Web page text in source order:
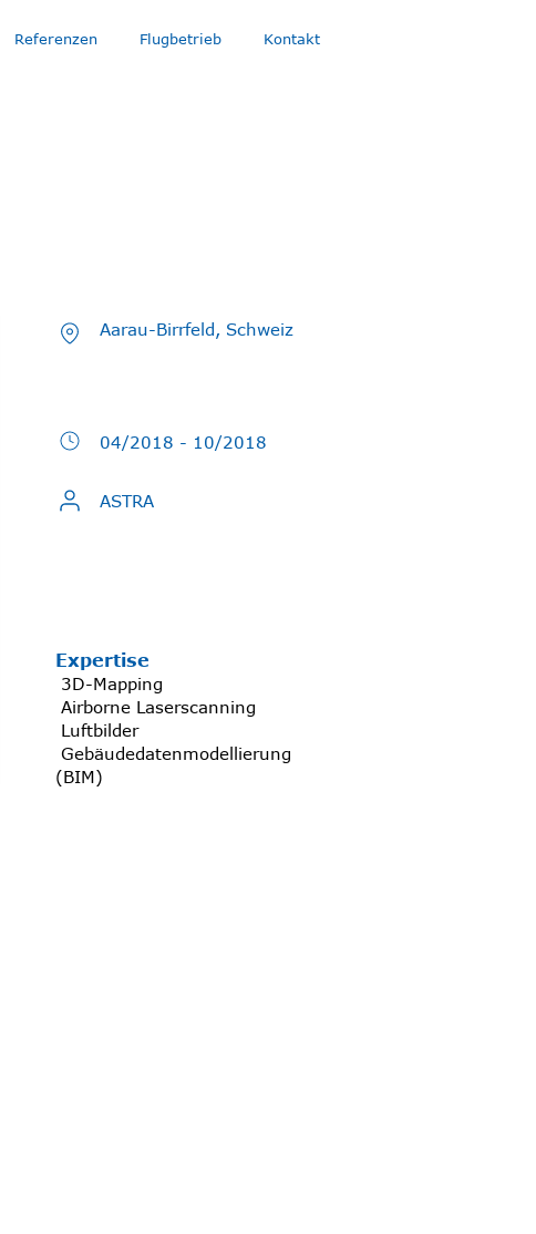
Referenzen Flugbetrieb Kontakt
Aarau-Birrfeld, Schweiz
04/2018 - 10/2018
ASTRA
Expertise
3D-Mapping
Airborne Laserscanning
Luftbilder
Gebäudedatenmodellierung
(BIM)